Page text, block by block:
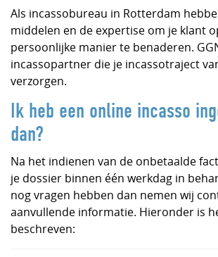
Als incassobureau in Rotterdam
middelen en de expertise om je klant
persoonlijke manier te benaderen.
incassopartner die je incassotraject
verzorgen.
Ik heb een online incasso
dan?
Na het indienen van de onbetaalde
je dossier binnen één werkdag in
nog vragen hebben dan nemen wij
aanvullende informatie. Hieronder is
beschreven: